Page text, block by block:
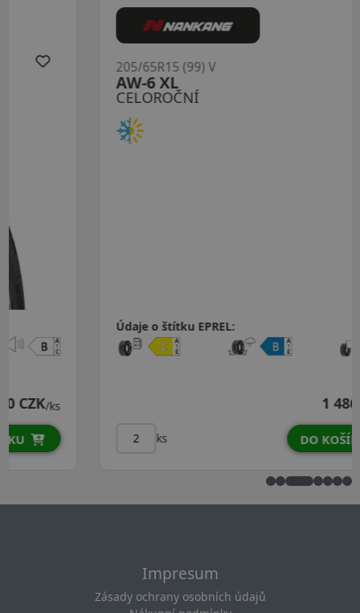
CELOROČNÍ
205/65R15 (99) V
Údaje o štítku EPREL:
/ks
DO KOŠÍKU
Impresum
Zásady ochrany osobních údajů